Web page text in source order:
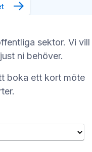
sektor. Vi vill
ni behöver.
boka ett kort möte